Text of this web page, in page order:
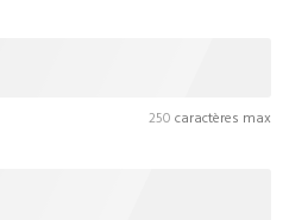
250 caractères max